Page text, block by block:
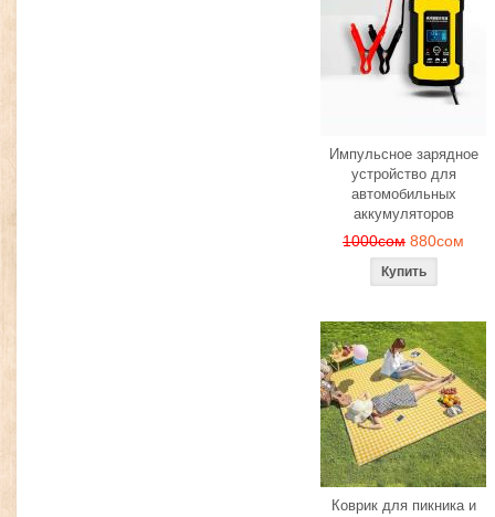
Импульсное зарядное
устройство для
автомобильных
аккумуляторов
1000сом 880сом
Коврик для пикника и